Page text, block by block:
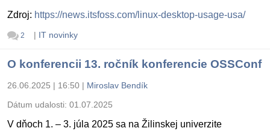
Zdroj: https://news.itsfoss.com/linux-desktop-usage-usa/
2 | IT novinky
O konferencii 13. ročník konferencie OSSConf
26.06.2025 | 16:50 | Miroslav Bendík
Dátum udalosti: 01.07.2025
V dňoch 1. – 3. júla 2025 sa na Žilinskej univerzite